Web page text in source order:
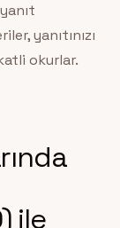
yanıtınızı
okurlar.
ile